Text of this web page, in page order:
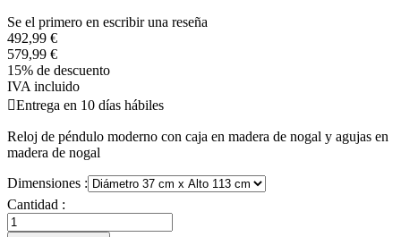
Se el primero en escribir una reseña
492,99 €
579,99 €
15% de descuento
IVA incluido
Entrega en 10 días hábiles
Reloj de péndulo moderno con caja en madera de nogal y agujas en
madera de nogal
Dimensiones :
Cantidad :